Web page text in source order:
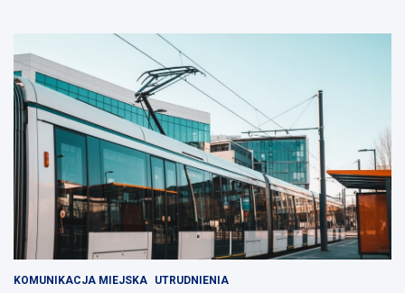
KOMUNIKACJA MIEJSKA UTRUDNIENIA